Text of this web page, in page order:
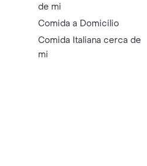
de mi
Comida a Domicilio
Comida Italiana cerca de
mi